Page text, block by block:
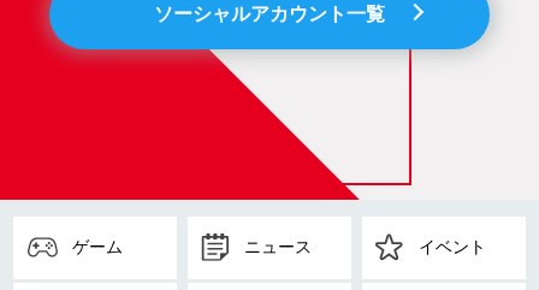
ソーシャルアカウント一覧
ゲーム ニュース イベント